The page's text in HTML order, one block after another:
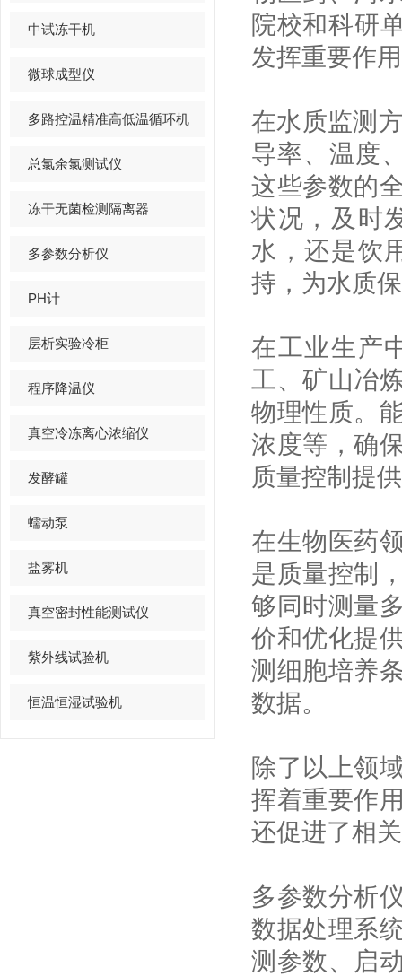
中试冻干机
微球成型仪
多路控温精准高低温循环机
总氯余氯测试仪
冻干无菌检测隔离器
多参数分析仪
PH计
层析实验冷柜
程序降温仪
真空冷冻离心浓缩仪
发酵罐
蠕动泵
盐雾机
真空密封性能测试仪
紫外线试验机
恒温恒湿试验机
院校和科研
发挥重要作
在水质监测
导率、温度
这些参数的
状况，及时
水，还是饮
持，为水质
在工业生产
工、矿山冶
物理性质。
浓度等，确
质量控制提
在生物医药
是质量控制
够同时测量
价和优化提
测细胞培养
数据。
除了以上领
挥着重要作
还促进了相
多参数分析
数据处理系
测参数、启